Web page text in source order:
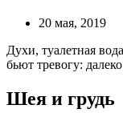
20 мая, 2019
Духи, туалетная
бьют тревогу:
Шея и грудь